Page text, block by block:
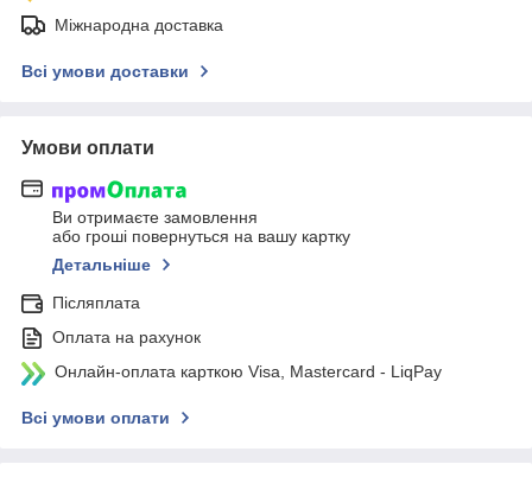
Міжнародна доставка
Всі умови доставки
Умови оплати
Ви отримаєте замовлення
або гроші повернуться на вашу картку
Детальніше
Післяплата
Оплата на рахунок
Онлайн-оплата карткою Visa, Mastercard - LiqPay
Всі умови оплати